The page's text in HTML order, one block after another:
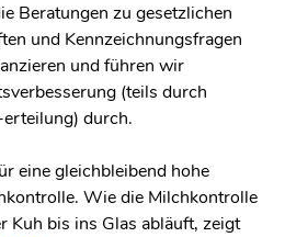
Beratungen zu gesetzlichen
und Kennzeichnungsfragen
und führen wir
(teils durch
durch.
eine gleichbleibend hohe
Wie die Milchkontrolle
Kuh bis ins Glas abläuft, zeigt